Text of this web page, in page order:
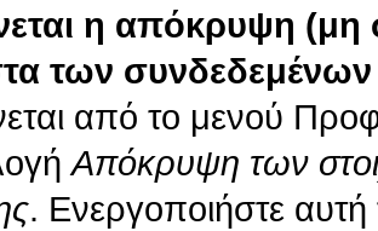
η απόκρυψη
των
από το μενού
Απόκρυψη των
. Ενεργοποιήστε